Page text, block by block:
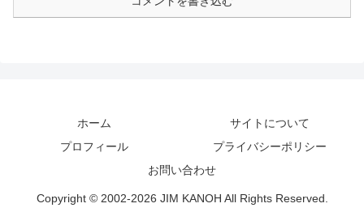
ホーム
サイトについて
プロフィール
プライバシーポリシー
お問い合わせ
Copyright © 2002-2026 JIM KANOH All Rights Reserved.